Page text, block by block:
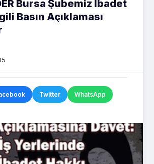
Bursa Şubemiz İbadet
Basın Açıklaması
Twitter WhatsApp